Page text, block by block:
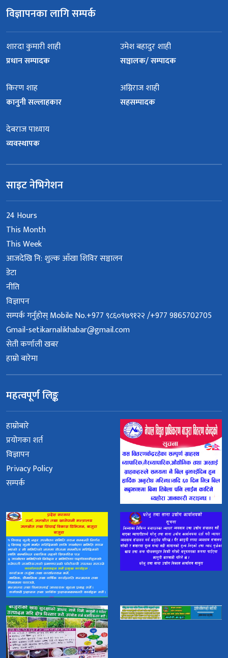
विज्ञापनका लागि सम्पर्क
शारदा कुमारी शाही
प्रधान सम्पादक
उमेश बहादुर शाही
सञ्चालक/ सम्पादक
किरण शाह
कानुनी सल्लाहकार
अग्निराज शाही
सहसम्पादक
देबराज पाध्याय
व्यवस्थापक
साइट नेभिगेशन
24 Hours
This Month
This Week
आजदेखि नि: शुल्क आँखा शिविर सञ्चालन
डेटा
नीति
विज्ञापन
सम्पर्क गर्नुहोस् Mobile No.+977 ९८६०९७९१२२ /+977 9865702705
Gmail-setikarnalikhabar@gmail.com
सेती कर्णाली खबर
हाम्रो बारेमा
महत्वपूर्ण लिङ्क
हाम्रोबारे
प्रयोगका शर्त
विज्ञापन
Privacy Policy
सम्पर्क